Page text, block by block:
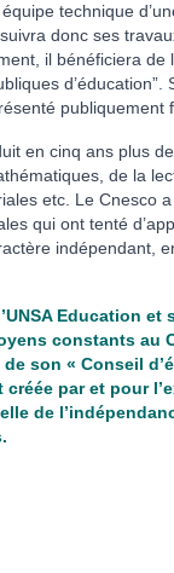
technique
donc ses
il bénéficiera de
publiquement
en cinq ans plus
de la
etc. Le Cnesco
qui ont tenté
indépendant,
Education
constants au
son « Conseil
par et pour
de